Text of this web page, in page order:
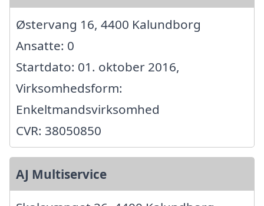
Østervang 16, 4400 Kalundborg
Ansatte: 0
Startdato: 01. oktober 2016,
Virksomhedsform:
Enkeltmandsvirksomhed
CVR: 38050850
AJ Multiservice